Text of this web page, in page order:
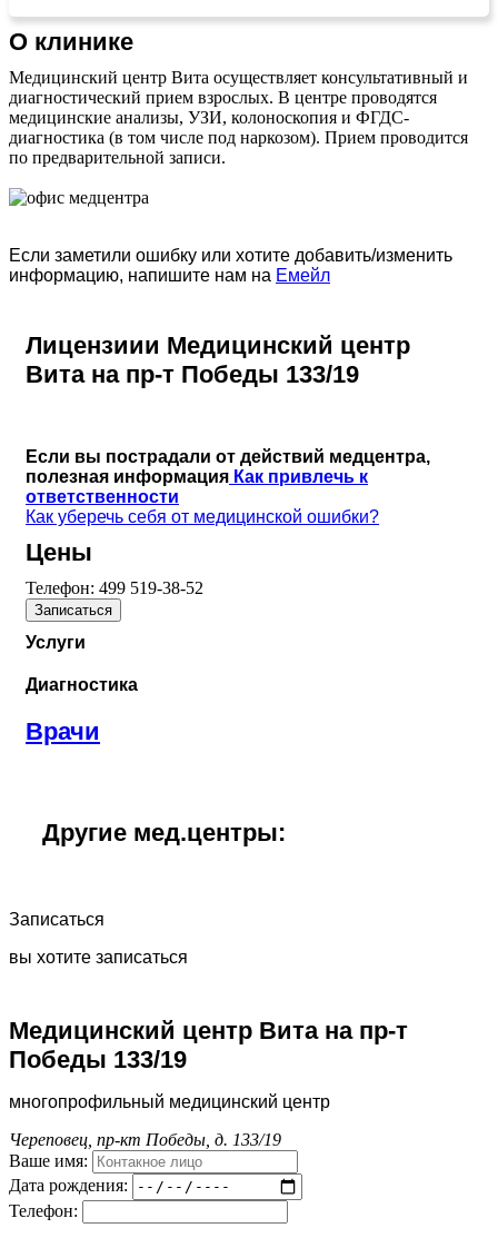
О клинике
Медицинский центр Вита осуществляет консультативный и
диагностический прием взрослых. В центре проводятся
медицинские анализы, УЗИ, колоноскопия и ФГДС-
диагностика (в том числе под наркозом). Прием проводится
по предварительной записи.
Если заметили ошибку или хотите добавить/изменить
информацию, напишите нам на Емейл
Лицензиии Медицинский центр
Вита на пр-т Победы 133/19
Если вы пострадали от действий медцентра,
полезная информация Как привлечь к
ответственности
Как уберечь себя от медицинской ошибки?
Цены
Телефон: 499 519-38-52
Записаться
Услуги
Диагностика
Врачи
Другие мед.центры:
Записаться
вы хотите записаться
Медицинский центр Вита на пр-т
Победы 133/19
многопрофильный медицинский центр
Череповец, пр-кт Победы, д. 133/19
Ваше имя:
Дата рождения:
Телефон: